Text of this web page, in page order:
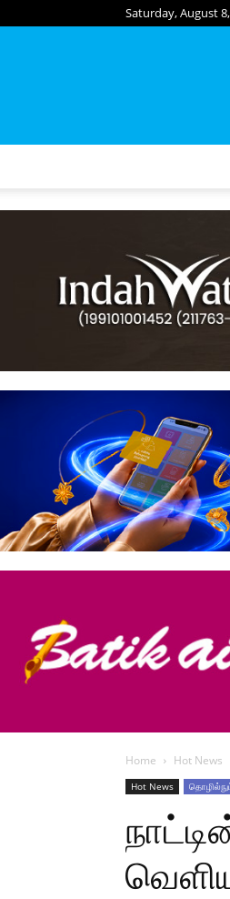
Saturday, August
Home Hot News
Hot News